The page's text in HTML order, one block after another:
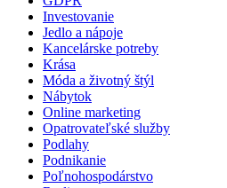
Investovanie
Jedlo a nápoje
Kancelárske potreby
Krása
Móda a životný štýl
Nábytok
Online marketing
Opatrovateľské služby
Podlahy
Podnikanie
Poľnohospodárstvo